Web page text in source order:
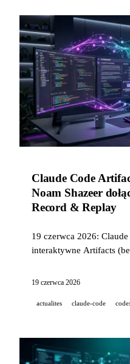
Claude Code
Noam Shazeer
Record & Replay
19 czerwca 2026:
interaktywne Artifacts
OpenAI, Codex Record
Medical ujawnia skaner
19 czerwca 2026
actualites claude-code